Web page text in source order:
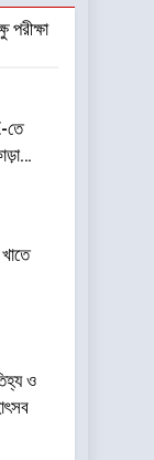
পরীক্ষা
তে
ও